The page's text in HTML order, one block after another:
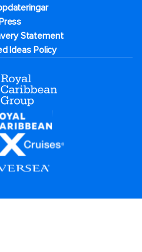
Statement
Ideas Policy